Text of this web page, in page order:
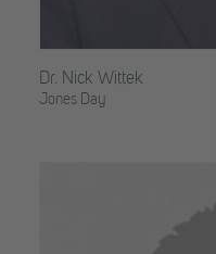
Dr. Nick Wittek
Jones Day